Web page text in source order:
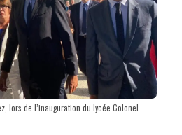
lors de l’inauguration du lycée Colonel